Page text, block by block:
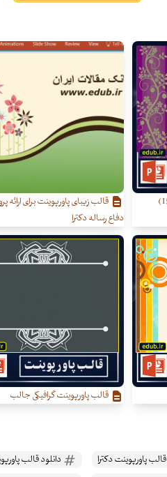
قالب زیبای پاورپوینت برای ارائه
دفاع رساله دکترا
قالب پاورپوینت گرافیکی جالب
قالب پاورپوینت دکترا دانلود قالب